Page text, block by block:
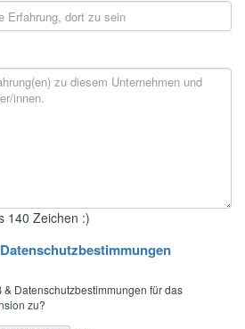
140 Zeichen :)
Datenschutzbestimmungen für das
zu?